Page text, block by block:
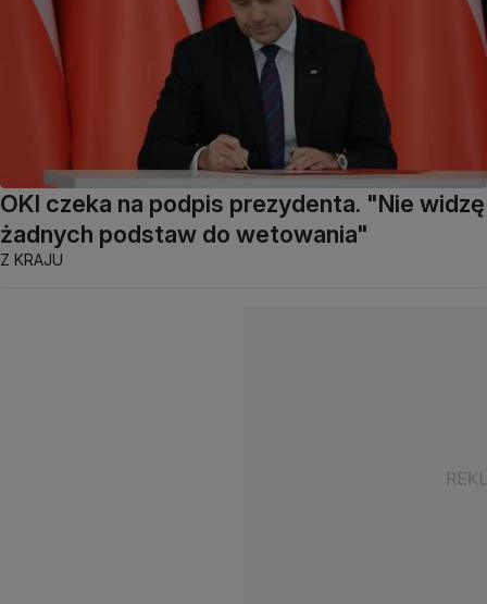
OKI czeka na podpis prezydenta. "Nie widzę
żadnych podstaw do wetowania"
Z KRAJU